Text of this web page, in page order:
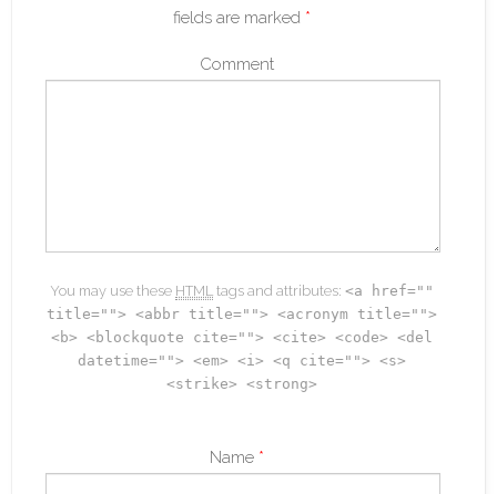
fields are marked *
Comment
You may use these HTML tags and attributes: <a href=""
title=""> <abbr title=""> <acronym title="">
<b> <blockquote cite=""> <cite> <code> <del
datetime=""> <em> <i> <q cite=""> <s>
<strike> <strong>
Name *